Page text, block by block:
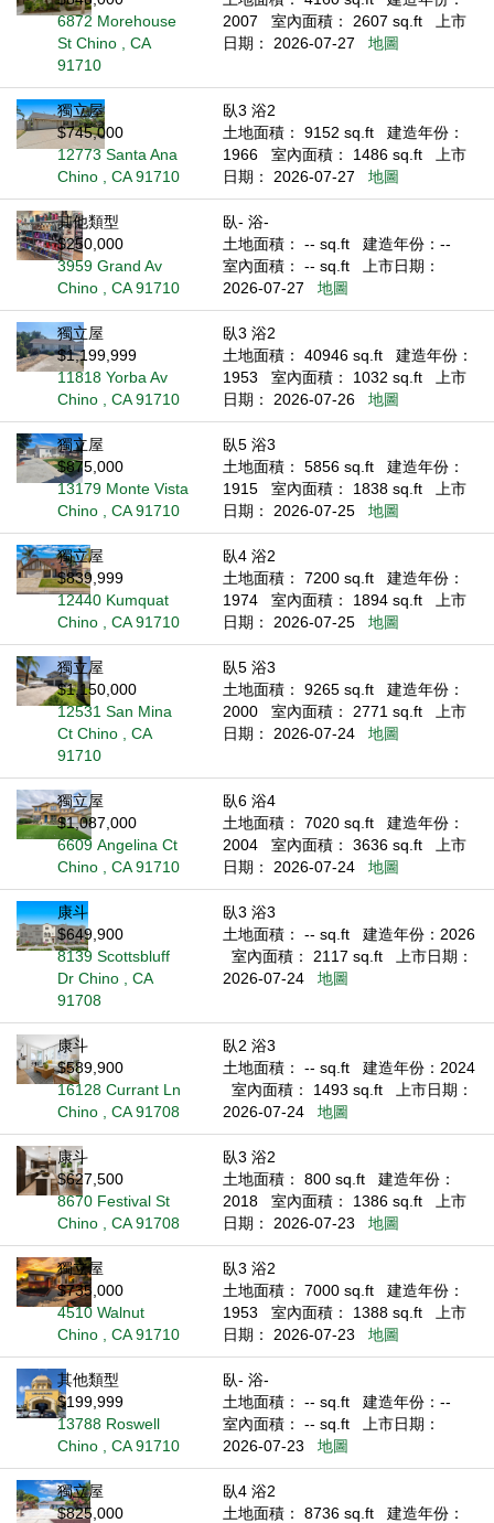
6872 Morehouse
St Chino , CA
91710
2007
室內面積： 2607 sq.ft
上市
日期： 2026-07-27
地圖
獨立屋
$745,000
12773 Santa Ana
Chino , CA 91710
臥3 浴2
土地面積： 9152 sq.ft
建造年份：
1966
室內面積： 1486 sq.ft
上市
日期： 2026-07-27
地圖
其他類型
$250,000
3959 Grand Av
Chino , CA 91710
臥- 浴-
土地面積： -- sq.ft
建造年份：--
室內面積： -- sq.ft
上市日期：
2026-07-27
地圖
獨立屋
$1,199,999
11818 Yorba Av
Chino , CA 91710
臥3 浴2
土地面積： 40946 sq.ft
建造年份：
1953
室內面積： 1032 sq.ft
上市
日期： 2026-07-26
地圖
獨立屋
$875,000
13179 Monte Vista
Chino , CA 91710
臥5 浴3
土地面積： 5856 sq.ft
建造年份：
1915
室內面積： 1838 sq.ft
上市
日期： 2026-07-25
地圖
獨立屋
$839,999
12440 Kumquat
Chino , CA 91710
臥4 浴2
土地面積： 7200 sq.ft
建造年份：
1974
室內面積： 1894 sq.ft
上市
日期： 2026-07-25
地圖
獨立屋
$1,150,000
12531 San Mina
Ct Chino , CA
91710
臥5 浴3
土地面積： 9265 sq.ft
建造年份：
2000
室內面積： 2771 sq.ft
上市
日期： 2026-07-24
地圖
獨立屋
$1,087,000
6609 Angelina Ct
Chino , CA 91710
臥6 浴4
土地面積： 7020 sq.ft
建造年份：
2004
室內面積： 3636 sq.ft
上市
日期： 2026-07-24
地圖
康斗
$649,900
8139 Scottsbluff
Dr Chino , CA
91708
臥3 浴3
土地面積： -- sq.ft
建造年份：2026
室內面積： 2117 sq.ft
上市日期：
2026-07-24
地圖
康斗
$589,900
16128 Currant Ln
Chino , CA 91708
臥2 浴3
土地面積： -- sq.ft
建造年份：2024
室內面積： 1493 sq.ft
上市日期：
2026-07-24
地圖
康斗
$627,500
8670 Festival St
Chino , CA 91708
臥3 浴2
土地面積： 800 sq.ft
建造年份：
2018
室內面積： 1386 sq.ft
上市
日期： 2026-07-23
地圖
獨立屋
$735,000
4510 Walnut
Chino , CA 91710
臥3 浴2
土地面積： 7000 sq.ft
建造年份：
1953
室內面積： 1388 sq.ft
上市
日期： 2026-07-23
地圖
其他類型
$199,999
13788 Roswell
Chino , CA 91710
臥- 浴-
土地面積： -- sq.ft
建造年份：--
室內面積： -- sq.ft
上市日期：
2026-07-23
地圖
獨立屋
$825,000
臥4 浴2
土地面積： 8736 sq.ft
建造年份：